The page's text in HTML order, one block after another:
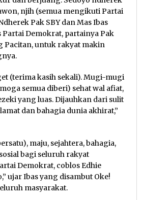
njih (semua mengikuti Partai
Pak SBY dan Mas Ibas
Partai Demokrat, partainya Pak
Pacitan, untuk rakyat makin
(terima kasih sekali). Mugi-mugi
semua diberi) sehat wal afiat,
yang luas. Dijauhkan dari sulit
dan bahagia dunia akhirat,”
maju, sejahtera, bahagia,
bagi seluruh rakyat
Demokrat, coblos Edhie
ujar Ibas yang disambut Oke!
masyarakat.